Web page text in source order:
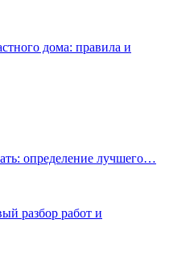
дома: правила и
определение лучшего…
разбор работ и